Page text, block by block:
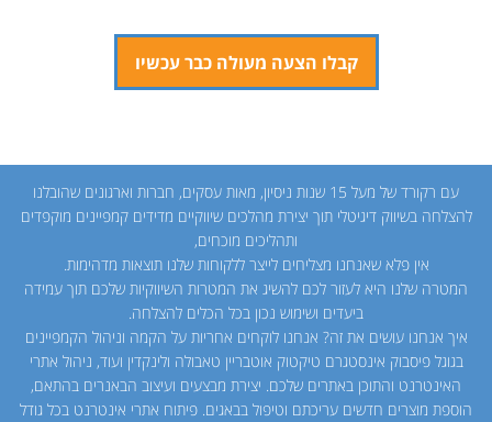
קבלו הצעה מעולה כבר עכשיו
עם רקורד של מעל 15 שנות ניסיון, מאות עסקים, חברות וארגונים שהובלנו
להצלחה בשיווק דיגיטלי תוך יצירת מהלכים שיווקיים מדידים קמפיינים מוקפדים
ותהליכים מוכחים,
אין פלא שאנחנו מצליחים לייצר ללקוחות שלנו תוצאות מדהימות.
המטרה שלנו היא לעזור לכם להשיג את המטרות השיווקיות שלכם תוך עמידה
ביעדים ושימוש נכון בכל הכלים להצלחה.
איך אנחנו עושים את זה? אנחנו לוקחים אחריות על הקמה וניהול הקמפיינים
בגוגל פיסבוק אינסטגרם טיקטוק אוטבריין טאבולה ולינקדין ועוד, ניהול אתרי
האינטרנט והתוכן באתרים שלכם. יצירת מבצעים ועיצוב הבאנרים בהתאם,
הוספת מוצרים חדשים עריכתם וטיפול בבאגים. פיתוח אתרי אינטרנט בכל גודל